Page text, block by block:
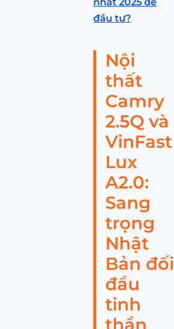
nhất 2025 để
đầu tư?
Nội
thất
Camry
2.5Q và
VinFast
Lux
A2.0:
Sang
trọng
Nhật
Bản đối
đầu
tinh
thần